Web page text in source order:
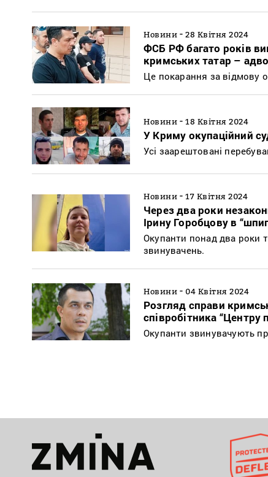
Новини - 28 Квітня 2024
ФСБ РФ багато років
кримських татар –
Це покарання за відмову
Новини - 18 Квітня 2024
У Криму окупаційний
Усі заарештовані
Новини - 17 Квітня 2024
Через два роки
Ірину Горобцову в
Окупанти понад два роки
звинувачень.
Новини - 04 Квітня 2024
Розгляд справи
співробітника “Центру
Окупанти звинувачують